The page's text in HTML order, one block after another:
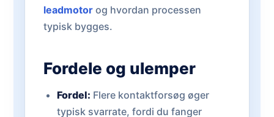
leadmotor og hvordan processen
typisk bygges.
Fordele og ulemper
Fordel: Flere kontaktforsøg øger
typisk svarrate, fordi du fanger